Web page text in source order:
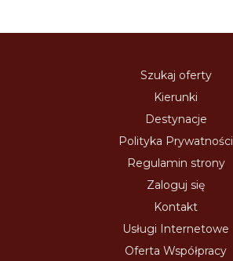
Szukaj oferty
Kierunki
Destynacje
Polityka Prywatności
Regulamin strony
Zaloguj się
Kontakt
Usługi Internetowe
Oferta Współpracy